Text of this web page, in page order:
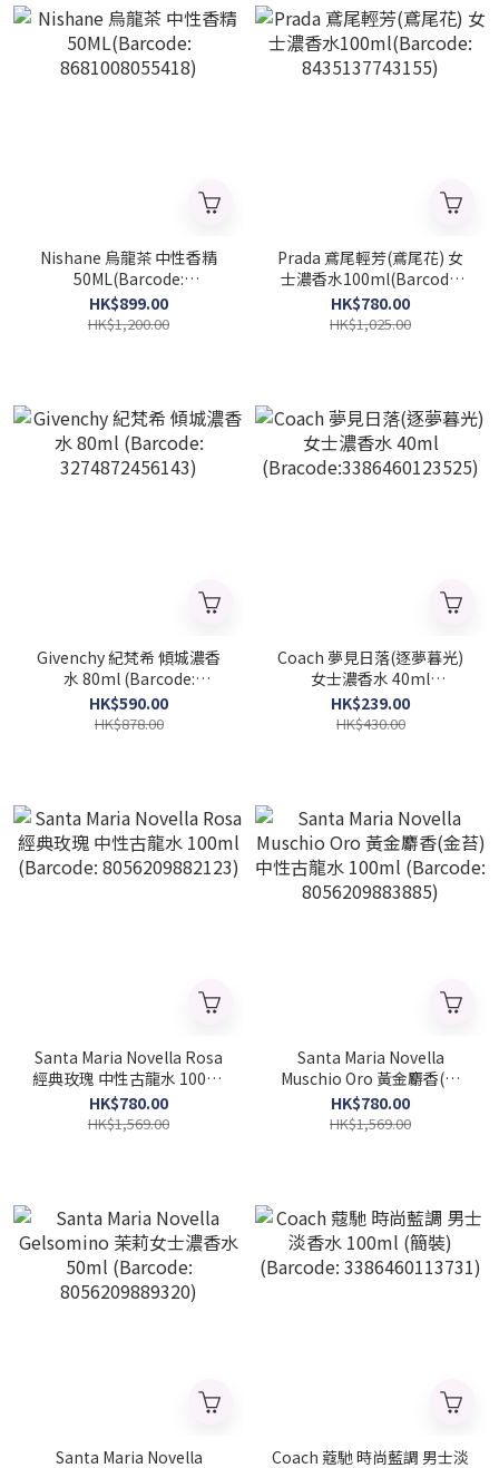
Nishane 烏龍茶 中性香精
50ML(Barcode:
8681008055418)
HK$899.00
HK$1,200.00
Prada 鳶尾輕芳(鳶尾花) 女
士濃香水100ml(Barcode:
8435137743155)
HK$780.00
HK$1,025.00
Givenchy 紀梵希 傾城濃香
水 80ml (Barcode:
3274872456143)
HK$590.00
HK$878.00
Coach 夢見日落(逐夢暮光)
女士濃香水 40ml
(Bracode:3386460123525)
HK$239.00
HK$430.00
Santa Maria Novella Rosa
經典玫瑰 中性古龍水 100ml
(Barcode: 8056209882123)
HK$780.00
HK$1,569.00
Santa Maria Novella
Muschio Oro 黃金麝香(金
苔) 中性古龍水 100ml
(Barcode: 8056209883885)
HK$780.00
HK$1,569.00
Santa Maria Novella
Coach 蔻馳 時尚藍調 男士淡